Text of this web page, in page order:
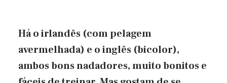
Há o irlandês (com pelagem
avermelhada) e o inglês (bicolor),
ambos bons nadadores, muito bonitos e